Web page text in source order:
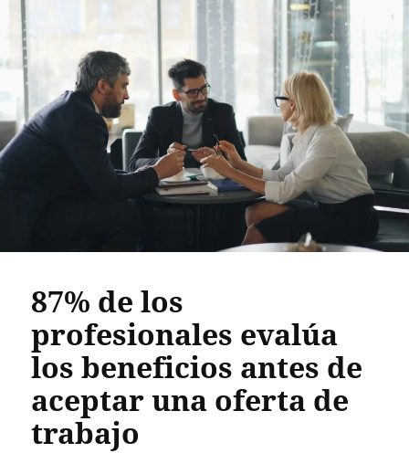
87% de los
profesionales evalúa
los beneficios antes de
aceptar una oferta de
trabajo